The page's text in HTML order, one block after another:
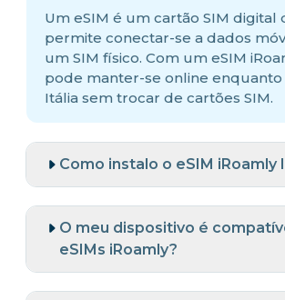
Um eSIM é um cartão SIM digital
permite conectar-se a dados
um SIM físico. Com um eSIM
pode manter-se online enquanto
Itália sem trocar de cartões SIM.
Como instalo o eSIM iRoamly
O meu dispositivo é
eSIMs iRoamly?